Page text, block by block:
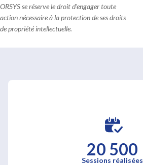
ORSYS se réserve le droit d'engager toute
action nécessaire à la protection de ses droits
de propriété intellectuelle.
20 500
Sessions réalisées